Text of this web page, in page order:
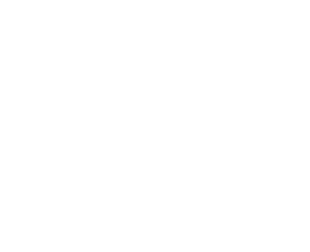
とをご了承くだ
はありません。
品に未対応品が
年1月12日よ
ない年数を意